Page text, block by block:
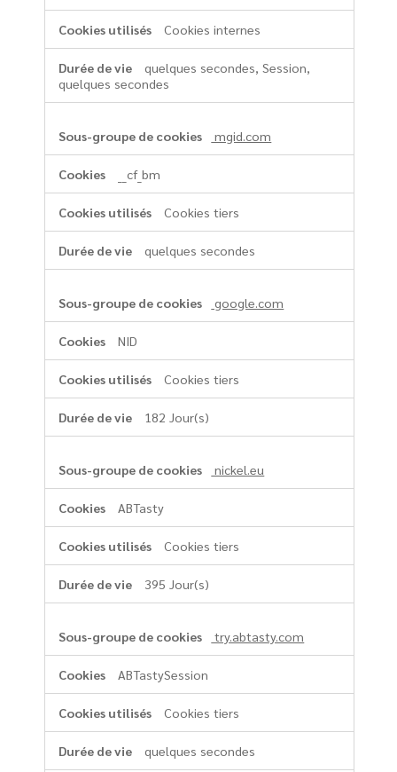
Cookies internes
quelques secondes, Session,
quelques secondes
mgid.com
__cf_bm
Cookies tiers
quelques secondes
google.com
NID
Cookies tiers
182 Jour(s)
nickel.eu
ABTasty
Cookies tiers
395 Jour(s)
try.abtasty.com
ABTastySession
Cookies tiers
quelques secondes